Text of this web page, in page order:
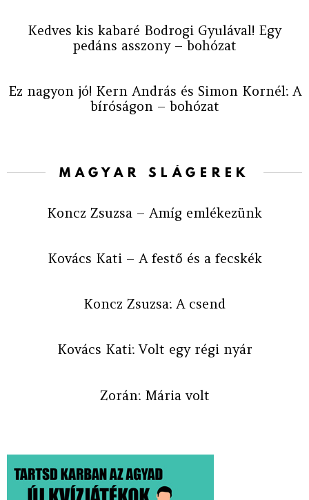
Kedves kis kabaré Bodrogi Gyulával! Egy
pedáns asszony – bohózat
Ez nagyon jó! Kern András és Simon Kornél: A
bíróságon – bohózat
MAGYAR SLÁGEREK
Koncz Zsuzsa – Amíg emlékezünk
Kovács Kati – A festő és a fecskék
Koncz Zsuzsa: A csend
Kovács Kati: Volt egy régi nyár
Zorán: Mária volt